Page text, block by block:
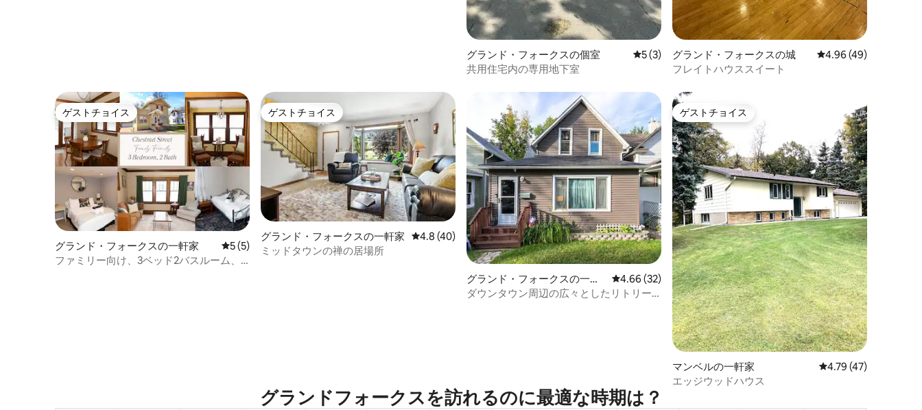
グランド・フォークスの個室 レビュー3件、5つ星中5つ星の平均評価
5 (3)
共用住宅内の専用地下室
グランド・フォークスの城 レビュー49件、5つ星
4.96 (49)
フレイトハウススイート
ゲストチョイス
ゲストチョイス
グランド・フォークスの一軒家 レビュー5件、5つ星中5つ星の平均評価
5 (5)
ファミリー向け、3ベッド2バスルーム、5
ゲストチョイス
ゲストチョイス
グランド・フォークスの一軒家 レビュー40件、5つ星中4.8つ星の平均評価
4.8 (40)
ミッドタウンの禅の居場所
グランド・フォークスの一軒
家
レビュー32件、5つ星中4.66つ星の平均評価
4.66 (32)
ダウンタウン周辺の広々としたリトリー
ゲストチョイス
ゲストチョイス
マンベルの一軒家 レビュー47件、5つ
4.79 (47)
エッジウッドハウス
グランドフォークスを訪⁠れ⁠るの⁠に最⁠適⁠な時⁠期⁠は⁠？